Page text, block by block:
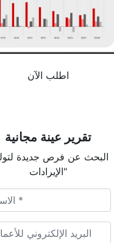
اطلب الآن
تقرير عينة مجانية
الإيرادات"